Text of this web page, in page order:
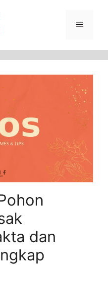
Menu
dan